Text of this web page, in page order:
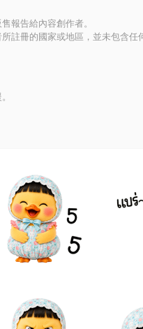
報告給內容創作者。
註冊的國家或地區，並未包含任